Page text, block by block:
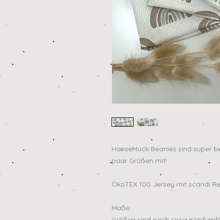
HanseMuck Beanies sind super
paar Größen mit!
ÖkoTEX 100 Jersey mit scandi
Maße: